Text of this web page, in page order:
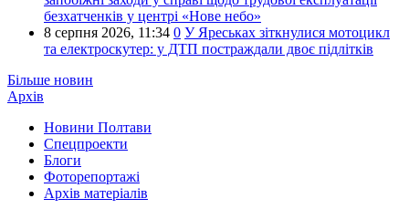
безхатченків у центрі «Нове небо»
8 серпня 2026, 11:34 0 У Яреськах зіткнулися мотоцикл
та електроскутер: у ДТП постраждали двоє підлітків
Більше новин
Архів
Новини Полтави
Спецпроекти
Блоги
Фоторепортажі
Архів матеріалів